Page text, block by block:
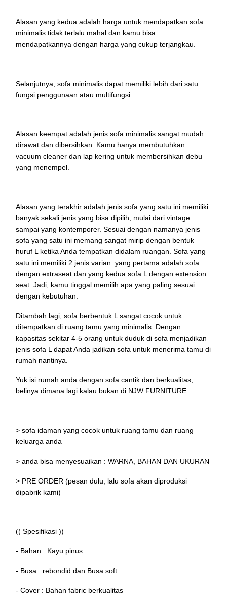
Alasan yang kedua adalah harga untuk mendapatkan sofa
minimalis tidak terlalu mahal dan kamu bisa
mendapatkannya dengan harga yang cukup terjangkau.
Selanjutnya, sofa minimalis dapat memiliki lebih dari satu
fungsi penggunaan atau multifungsi.
Alasan keempat adalah jenis sofa minimalis sangat mudah
dirawat dan dibersihkan. Kamu hanya membutuhkan
vacuum cleaner dan lap kering untuk membersihkan debu
yang menempel.
Alasan yang terakhir adalah jenis sofa yang satu ini memiliki
banyak sekali jenis yang bisa dipilih, mulai dari vintage
sampai yang kontemporer. Sesuai dengan namanya jenis
sofa yang satu ini memang sangat mirip dengan bentuk
huruf L ketika Anda tempatkan didalam ruangan. Sofa yang
satu ini memiliki 2 jenis varian: yang pertama adalah sofa
dengan extraseat dan yang kedua sofa L dengan extension
seat. Jadi, kamu tinggal memilih apa yang paling sesuai
dengan kebutuhan.
Ditambah lagi, sofa berbentuk L sangat cocok untuk
ditempatkan di ruang tamu yang minimalis. Dengan
kapasitas sekitar 4-5 orang untuk duduk di sofa menjadikan
jenis sofa L dapat Anda jadikan sofa untuk menerima tamu di
rumah nantinya.
Yuk isi rumah anda dengan sofa cantik dan berkualitas,
belinya dimana lagi kalau bukan di NJW FURNITURE
> sofa idaman yang cocok untuk ruang tamu dan ruang
keluarga anda
> anda bisa menyesuaikan : WARNA, BAHAN DAN UKURAN
> PRE ORDER (pesan dulu, lalu sofa akan diproduksi
dipabrik kami)
(( Spesifikasi ))
- Bahan : Kayu pinus
- Busa : rebondid dan Busa soft
- Cover : Bahan fabric berkualitas